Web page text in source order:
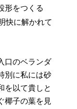
形をつくる
快に解かれて
口のベランダ
別に私には砂
を以て貴しと
椰子の葉を見